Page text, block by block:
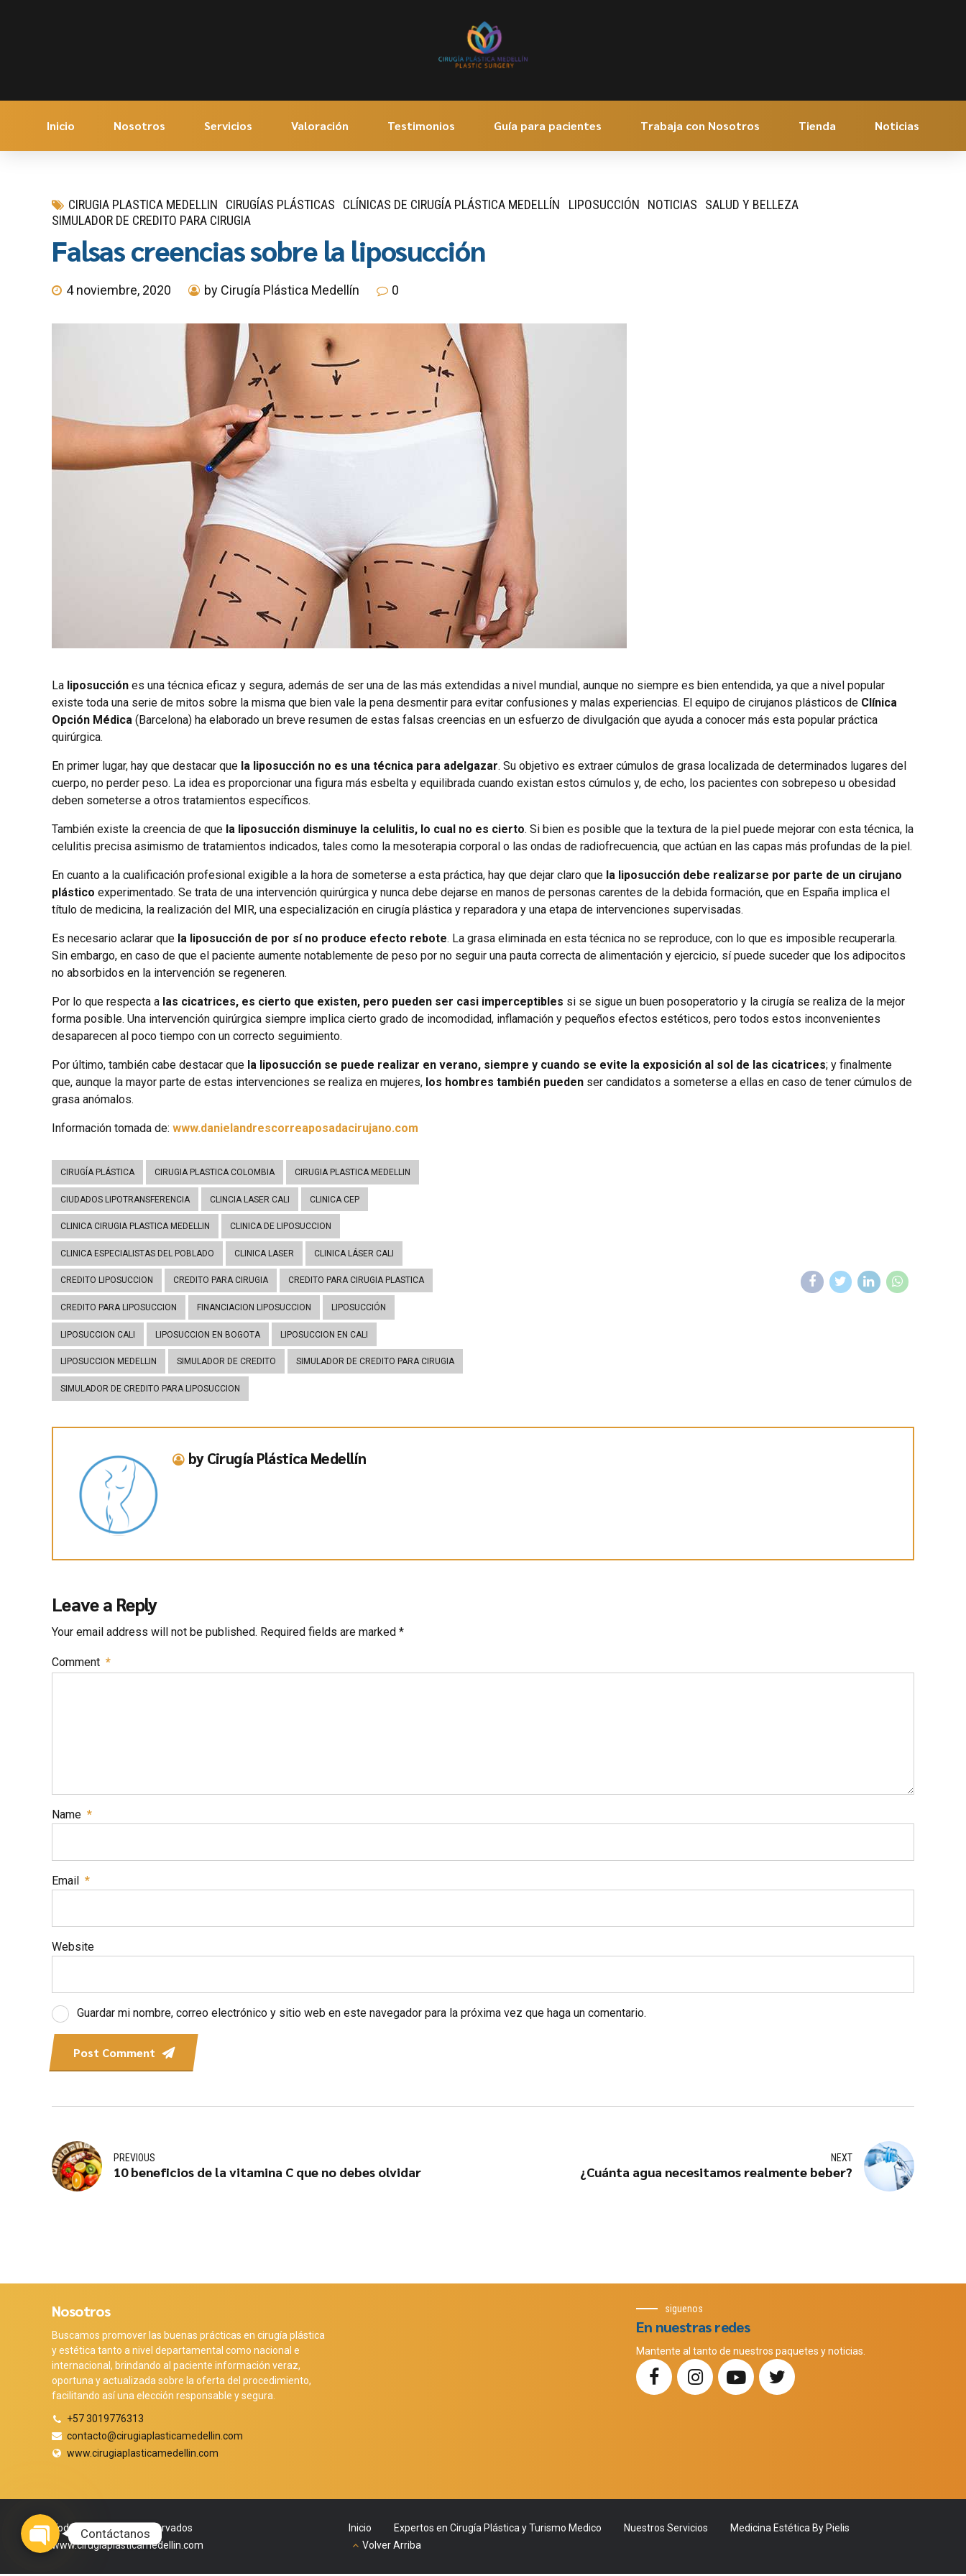
Inicio Nosotros Servicios Valoración Testimonios Guía para pacientes Trabaja con Nosotros Tienda Noticias
CIRUGIA PLASTICA MEDELLIN CIRUGÍAS PLÁSTICAS CLÍNICAS DE CIRUGÍA PLÁSTICA MEDELLÍN LIPOSUCCIÓN NOTICIAS
SALUD Y BELLEZA
SIMULADOR DE CREDITO PARA CIRUGIA
Falsas creencias sobre la liposucción
4 noviembre, 2020 by Cirugía Plástica Medellín 0
La liposucción es una técnica eficaz y segura, además de ser una de las más extendidas a nivel mundial, aunque no siempre es bien entendida, ya que a nivel popular
existe toda una serie de mitos sobre la misma que bien vale la pena desmentir para evitar confusiones y malas experiencias. El equipo de cirujanos plásticos de Clínica
Opción Médica (Barcelona) ha elaborado un breve resumen de estas falsas creencias en un esfuerzo de divulgación que ayuda a conocer más esta popular práctica
quirúrgica.
En primer lugar, hay que destacar que la liposucción no es una técnica para adelgazar. Su objetivo es extraer cúmulos de grasa localizada de determinados lugares del
cuerpo, no perder peso. La idea es proporcionar una figura más esbelta y equilibrada cuando existan estos cúmulos y, de echo, los pacientes con sobrepeso u obesidad
deben someterse a otros tratamientos específicos.
También existe la creencia de que la liposucción disminuye la celulitis, lo cual no es cierto. Si bien es posible que la textura de la piel puede mejorar con esta técnica, la
celulitis precisa asimismo de tratamientos indicados, tales como la mesoterapia corporal o las ondas de radiofrecuencia, que actúan en las capas más profundas de la piel.
En cuanto a la cualificación profesional exigible a la hora de someterse a esta práctica, hay que dejar claro que la liposucción debe realizarse por parte de un cirujano
plástico experimentado. Se trata de una intervención quirúrgica y nunca debe dejarse en manos de personas carentes de la debida formación, que en España implica el
título de medicina, la realización del MIR, una especialización en cirugía plástica y reparadora y una etapa de intervenciones supervisadas.
Es necesario aclarar que la liposucción de por sí no produce efecto rebote. La grasa eliminada en esta técnica no se reproduce, con lo que es imposible recuperarla.
Sin embargo, en caso de que el paciente aumente notablemente de peso por no seguir una pauta correcta de alimentación y ejercicio, sí puede suceder que los adipocitos
no absorbidos en la intervención se regeneren.
Por lo que respecta a las cicatrices, es cierto que existen, pero pueden ser casi imperceptibles si se sigue un buen posoperatorio y la cirugía se realiza de la mejor
forma posible. Una intervención quirúrgica siempre implica cierto grado de incomodidad, inflamación y pequeños efectos estéticos, pero todos estos inconvenientes
desaparecen al poco tiempo con un correcto seguimiento.
Por último, también cabe destacar que la liposucción se puede realizar en verano, siempre y cuando se evite la exposición al sol de las cicatrices; y finalmente
que, aunque la mayor parte de estas intervenciones se realiza en mujeres, los hombres también pueden ser candidatos a someterse a ellas en caso de tener cúmulos de
grasa anómalos.
Información tomada de: www.danielandrescorreaposadacirujano.com
CIRUGÍA PLÁSTICA CIRUGIA PLASTICA COLOMBIA CIRUGIA PLASTICA MEDELLIN
CIUDADOS LIPOTRANSFERENCIA CLINCIA LASER CALI CLINICA CEP
CLINICA CIRUGIA PLASTICA MEDELLIN CLINICA DE LIPOSUCCION
CLINICA ESPECIALISTAS DEL POBLADO CLINICA LASER CLINICA LÁSER CALI
CREDITO LIPOSUCCION CREDITO PARA CIRUGIA CREDITO PARA CIRUGIA PLASTICA
CREDITO PARA LIPOSUCCION FINANCIACION LIPOSUCCION LIPOSUCCIÓN
LIPOSUCCION CALI LIPOSUCCION EN BOGOTA LIPOSUCCION EN CALI
LIPOSUCCION MEDELLIN SIMULADOR DE CREDITO SIMULADOR DE CREDITO PARA CIRUGIA
SIMULADOR DE CREDITO PARA LIPOSUCCION
by Cirugía Plástica Medellín
Leave a Reply
Your email address will not be published. Required fields are marked *
Comment *
Name *
Email *
Website
Guardar mi nombre, correo electrónico y sitio web en este navegador para la próxima vez que haga un comentario.
Post Comment
PREVIOUS
10 beneficios de la vitamina C que no debes olvidar
NEXT
¿Cuánta agua necesitamos realmente beber?
Nosotros
Buscamos promover las buenas prácticas en cirugía plástica
y estética tanto a nivel departamental como nacional e
internacional, brindando al paciente información veraz,
oportuna y actualizada sobre la oferta del procedimiento,
facilitando así una elección responsable y segura.
+57 3019776313
contacto@cirugiaplasticamedellin.com
www.cirugiaplasticamedellin.com
siguenos
En nuestras redes
Mantente al tanto de nuestros paquetes y noticias.
Todos los derechos reservados
www.cirugiaplasticamedellin.com
Inicio Expertos en Cirugía Plástica y Turismo Medico Nuestros Servicios
Medicina Estética By Pielis
Volver Arriba
Contáctanos